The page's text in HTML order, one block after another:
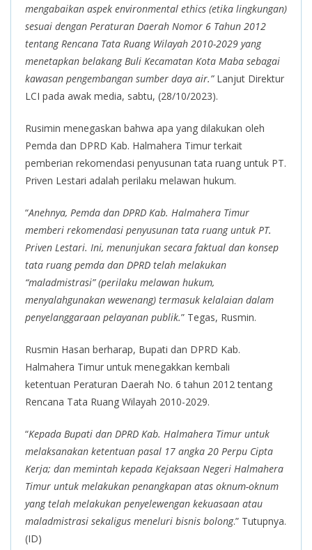
mengabaikan aspek environmental ethics (etika lingkungan)
sesuai dengan Peraturan Daerah Nomor 6 Tahun 2012
tentang Rencana Tata Ruang Wilayah 2010-2029 yang
menetapkan belakang Buli Kecamatan Kota Maba sebagai
kawasan pengembangan sumber daya air.”Lanjut Direktur
LCI pada awak media, sabtu, (28/10/2023).
Rusimin menegaskan bahwa apa yang dilakukan oleh
Pemda dan DPRD Kab. Halmahera Timur terkait
pemberian rekomendasi penyusunan tata ruang untuk PT.
Priven Lestari adalah perilaku melawan hukum.
“Anehnya, Pemda dan DPRD Kab. Halmahera Timur
memberi rekomendasi penyusunan tata ruang untuk PT.
Priven Lestari. Ini, menunjukan secara faktual dan konsep
tata ruang pemda dan DPRD telah melakukan
“maladmistrasi” (perilaku melawan hukum,
menyalahgunakan wewenang) termasuk kelalaian dalam
penyelanggaraan pelayanan publik.” Tegas, Rusmin.
Rusmin Hasan berharap, Bupati dan DPRD Kab.
Halmahera Timur untuk menegakkan kembali
ketentuan Peraturan Daerah No. 6 tahun 2012 tentang
Rencana Tata Ruang Wilayah 2010-2029.
“Kepada Bupati dan DPRD Kab. Halmahera Timur untuk
melaksanakan ketentuan pasal 17 angka 20 Perpu Cipta
Kerja; dan memintah kepada Kejaksaan Negeri Halmahera
Timur untuk melakukan penangkapan atas oknum-oknum
yang telah melakukan penyelewengan kekuasaan atau
maladmistrasi sekaligus meneluri bisnis bolong.” Tutupnya.
(ID)